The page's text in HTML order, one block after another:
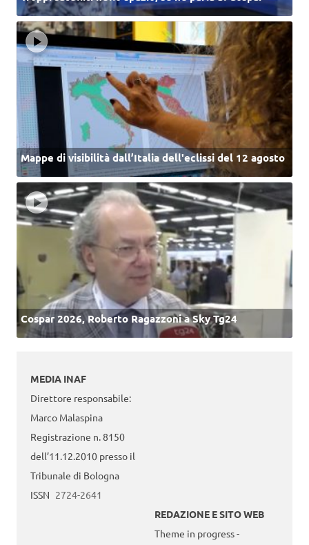
Mappe di visibilità dall’Italia dell'eclissi del 12 agosto
Cospar 2026, Roberto Ragazzoni a Sky Tg24
MEDIA INAF
Direttore responsabile:
Marco Malaspina
Registrazione n. 8150
dell’11.12.2010 presso il
Tribunale di Bologna
ISSN 2724-2641
REDAZIONE E SITO WEB
Theme in progress -